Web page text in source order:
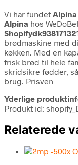
Vi har fundet Alpina
Alpina hos
brødmaskine med
køkken. Med en
frisk brød til hele
skridsikre fødder,
brug. Prisven
Yderlige
Produkt id:
Relaterede